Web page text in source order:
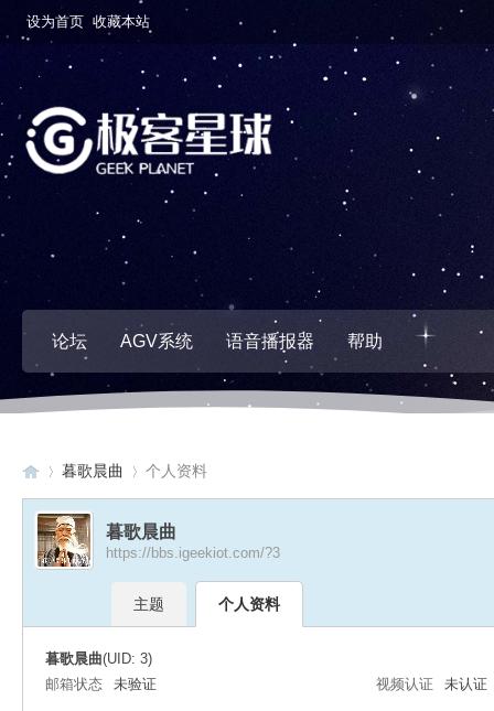
设为首页 收藏本站
论坛 AGV系统 语音播报器 帮助
极›
暮歌晨曲
›
个人资料
暮歌晨曲
https://bbs.igeekiot.com/?3
主题 个人资料
暮歌晨曲(UID: 3)
邮箱状态
未验证 视频认证 未认证